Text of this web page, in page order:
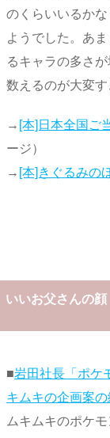
のくらいいるか
ようでした。あ
るキャラの多さ
数えるのが大変す
→ [本]日本全国ご
ージ）
→ [本]きぐるみの
いいお父さんの顔
■岩田社長「ポケ
キムキの企画案の
ムキムキのポケ